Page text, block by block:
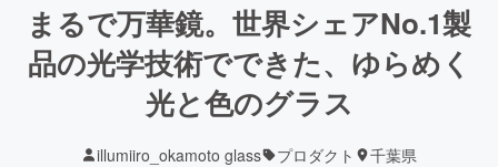
まるで万華鏡。世界シェアNo.1製
品の光学技術でできた、ゆらめく
光と色のグラス
illumiiro_okamoto glass プロダクト 千葉県